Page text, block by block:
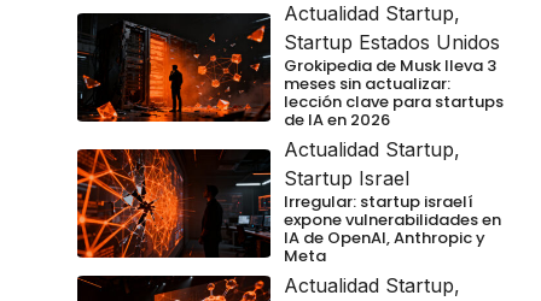
Actualidad Startup,
Startup Estados Unidos
Grokipedia de Musk lleva 3
meses sin actualizar:
lección clave para startups
de IA en 2026
Actualidad Startup,
Startup Israel
Irregular: startup israelí
expone vulnerabilidades en
IA de OpenAI, Anthropic y
Meta
Actualidad Startup,